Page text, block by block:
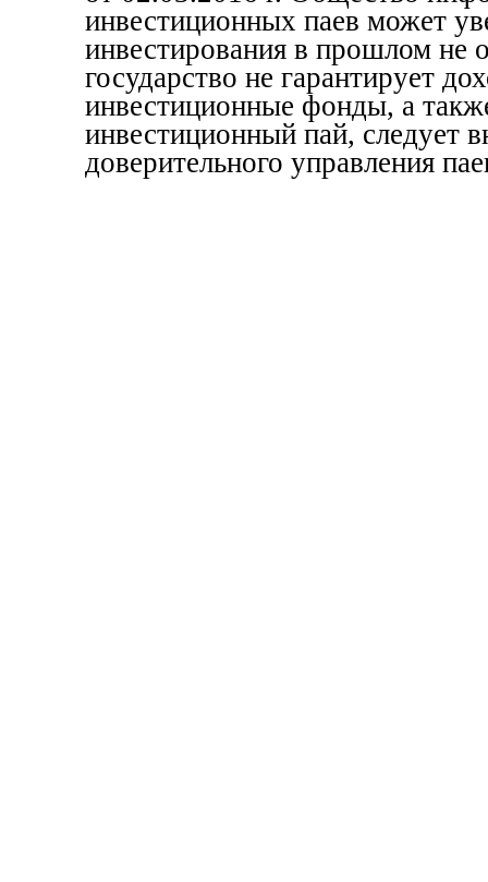
инвестиционных паев может
инвестирования в прошлом не
государство не гарантирует
инвестиционные фонды, а
инвестиционный пай, следует
доверительного управления